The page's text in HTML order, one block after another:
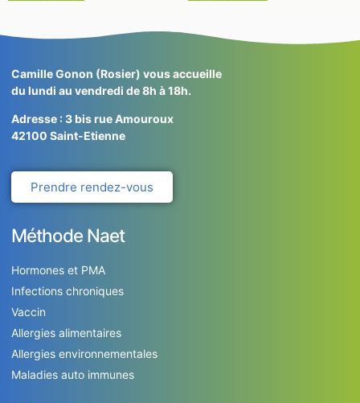
Camille Gonon (Rosier) vous accueille
du lundi au vendredi de 8h à 18h.
Adresse : 3 bis rue Amouroux
42100 Saint-Etienne
Prendre rendez-vous
Méthode Naet
Hormones et PMA
Infections chroniques
Vaccin
Allergies alimentaires
Allergies environnementales
Maladies auto immunes